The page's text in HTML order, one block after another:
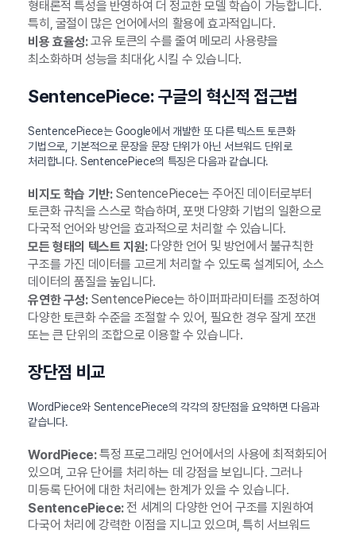
형태론적 특성을 반영하여 더 정교한 모델 학습이 가능합니다.
특히, 굴절이 많은 언어에서의 활용에 효과적입니다.
비용 효율성:고유 토큰의 수를 줄여 메모리 사용량을
최소화하며 성능을 최대化 시킬 수 있습니다.
SentencePiece: 구글의 혁신적 접근법
SentencePiece는 Google에서 개발한 또 다른 텍스트 토큰화
기법으로, 기본적으로 문장을 문장 단위가 아닌 서브워드 단위로
처리합니다. SentencePiece의 특징은 다음과 같습니다.
비지도 학습 기반:SentencePiece는 주어진 데이터로부터
토큰화 규칙을 스스로 학습하며, 포맷 다양화 기법의 일환으로
다국적 언어와 방언을 효과적으로 처리할 수 있습니다.
모든 형태의 텍스트 지원:다양한 언어 및 방언에서 불규칙한
구조를 가진 데이터를 고르게 처리할 수 있도록 설계되어, 소스
데이터의 품질을 높입니다.
유연한 구성:SentencePiece는 하이퍼파라미터를 조정하여
다양한 토큰화 수준을 조절할 수 있어, 필요한 경우 잘게 쪼갠
또는 큰 단위의 조합으로 이용할 수 있습니다.
장단점 비교
WordPiece와 SentencePiece의 각각의 장단점을 요약하면 다음과
같습니다.
WordPiece:특정 프로그래밍 언어에서의 사용에 최적화되어
있으며, 고유 단어를 처리하는 데 강점을 보입니다. 그러나
미등록 단어에 대한 처리에는 한계가 있을 수 있습니다.
SentencePiece:전 세계의 다양한 언어 구조를 지원하여
다국어 처리에 강력한 이점을 지니고 있으며, 특히 서브워드